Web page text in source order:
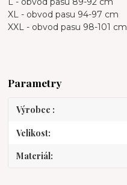
XL - obvod pasu 94-97 cm
XXL - obvod pasu 98-101 cm
Parametry
Výrobce
Velikost
Materiál